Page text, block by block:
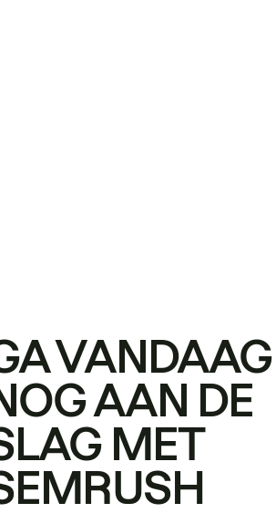
VANDAAG
AAN DE
MET